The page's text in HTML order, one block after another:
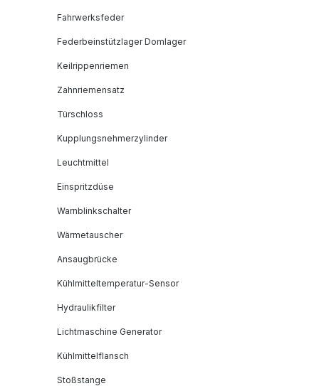
Fahrwerksfeder
Federbeinstützlager Domlager
Keilrippenriemen
Zahnriemensatz
Türschloss
Kupplungsnehmerzylinder
Leuchtmittel
Einspritzdüse
Warnblinkschalter
Wärmetauscher
Ansaugbrücke
Kühlmitteltemperatur-Sensor
Hydraulikfilter
Lichtmaschine Generator
Kühlmittelflansch
Stoßstange